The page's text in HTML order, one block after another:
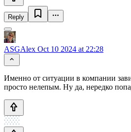
Reply
ASGAlex Oct 10 2024 at 22:28
Именно от ситуации в компании
просто нелепым. Ну да, нередко